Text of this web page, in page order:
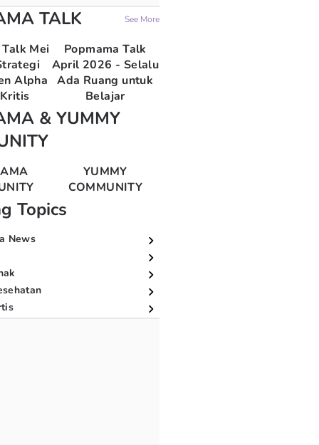
TALK See More
Mei
Alpha
Popmama Talk
April 2026 - Selalu
Ada Ruang untuk
Belajar
& YUMMY
YUMMY
COMMUNITY
Topics
News